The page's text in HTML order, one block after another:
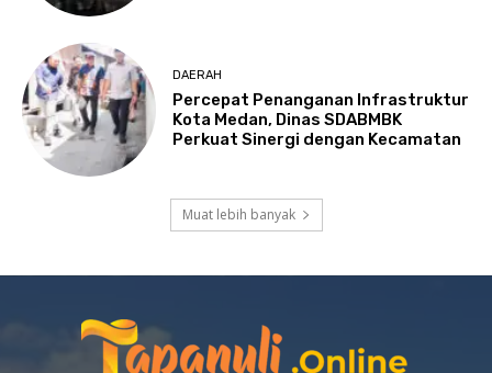
DAERAH
Percepat Penanganan Infrastruktur
Kota Medan, Dinas SDABMBK
Perkuat Sinergi dengan Kecamatan
Muat lebih banyak